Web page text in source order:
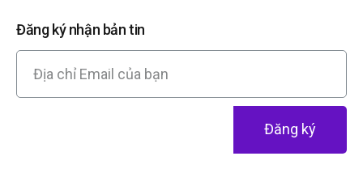
Đăng ký nhận bản tin
Đăng ký